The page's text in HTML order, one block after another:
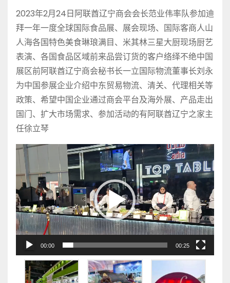
2023年2月24日阿联酋辽宁商会会长范业伟率队参加迪
拜一年一度全球国际食品展、展会现场、国际客商人山
人海各国特色美食琳琅满目、米其林三星大厨现场厨艺
表演、各国食品区域前来品尝订货的客户络绎不绝中国
展区前阿联酋辽宁商会秘书长一立国际物流董事长刘永
为中国参展企业介绍中东贸易物流、清关、代理相关等
政策、希望中国企业通过商会平台及海外展、产品走出
国门、扩大市场需求、参加活动的有阿联酋辽宁之家主
任徐立琴
视
播
放
器
00:00 00:25